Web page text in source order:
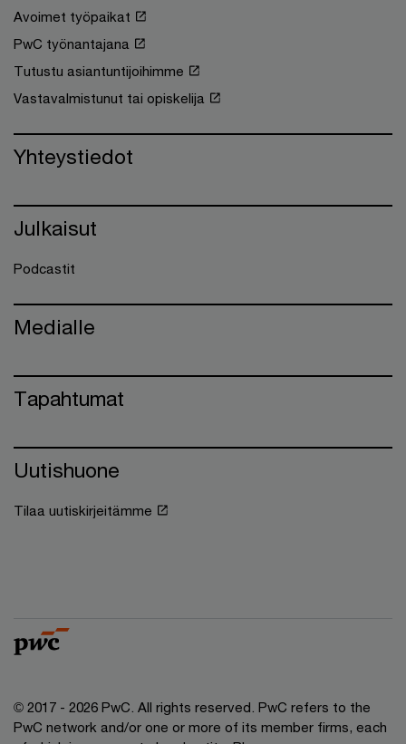
Avoimet työpaikat
PwC työnantajana
Tutustu asiantuntijoihimme
Vastavalmistunut tai opiskelija
Yhteystiedot
Julkaisut
Podcastit
Medialle
Tapahtumat
Uutishuone
Tilaa uutiskirjeitämme
© 2017 - 2026 PwC. All rights reserved. PwC refers to the
PwC network and/or one or more of its member firms, each